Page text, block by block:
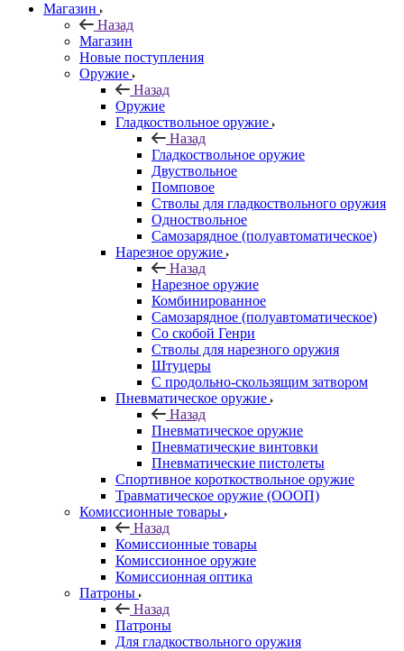
Магазин
Назад
Магазин
Новые поступления
Оружие
Назад
Оружие
Гладкоствольное оружие
Назад
Гладкоствольное оружие
Двуствольное
Помповое
Стволы для гладкоствольного оружия
Одноствольное
Самозарядное (полуавтоматическое)
Нарезное оружие
Назад
Нарезное оружие
Комбинированное
Самозарядное (полуавтоматическое)
Со скобой Генри
Стволы для нарезного оружия
Штуцеры
С продольно-скользящим затвором
Пневматическое оружие
Назад
Пневматическое оружие
Пневматические винтовки
Пневматические пистолеты
Спортивное короткоствольное оружие
Травматическое оружие (ОООП)
Комиссионные товары
Назад
Комиссионные товары
Комиссионное оружие
Комиссионная оптика
Патроны
Назад
Патроны
Для гладкоствольного оружия